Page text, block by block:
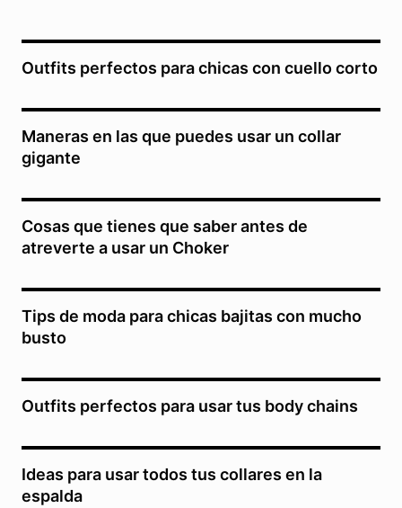
Outfits perfectos para chicas con cuello corto
Maneras en las que puedes usar un collar
gigante
Cosas que tienes que saber antes de
atreverte a usar un Choker
Tips de moda para chicas bajitas con mucho
busto
Outfits perfectos para usar tus body chains
Ideas para usar todos tus collares en la
espalda